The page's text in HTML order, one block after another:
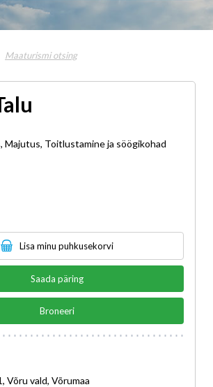
Maaturismi otsing
Majutus, Toitlustamine ja söögikohad
Lisa minu puhkusekorvi
Saada päring
Broneeri
Võru vald, Võrumaa